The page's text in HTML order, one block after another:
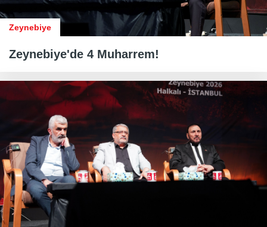
Zeynebiye
Zeynebiye'de 4 Muharrem!